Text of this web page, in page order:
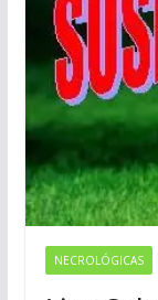
NECROLÓGICAS